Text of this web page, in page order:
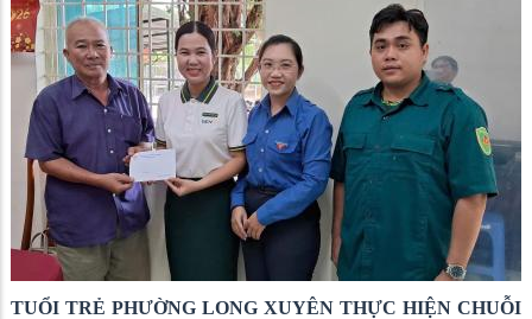
TUỔI TRẺ PHƯỜNG LONG XUYÊN THỰC HIỆN CHUỖI